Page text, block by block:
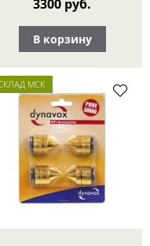
3300 руб.
В корзину
МСК